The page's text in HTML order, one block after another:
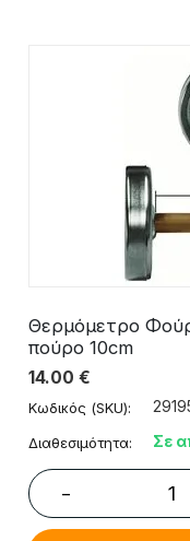
Θερμόμετρο
πούρο 10cm
14.00 €
Κωδικός (SKU):
Διαθεσιμότητα: Σε
−